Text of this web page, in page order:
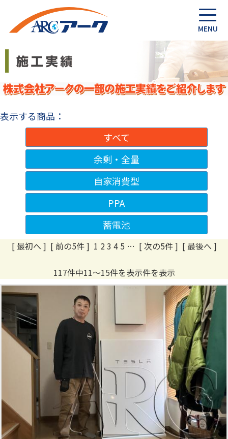
表示する商品：
すべて
余剰・全量
自家消費型
PPA
蓄電池
[ 最初へ ] [ 前の5件 ] 1 23 4 5 … [ 次の5件 ] [ 最後へ ]
117件中11～15件を表示件を表示